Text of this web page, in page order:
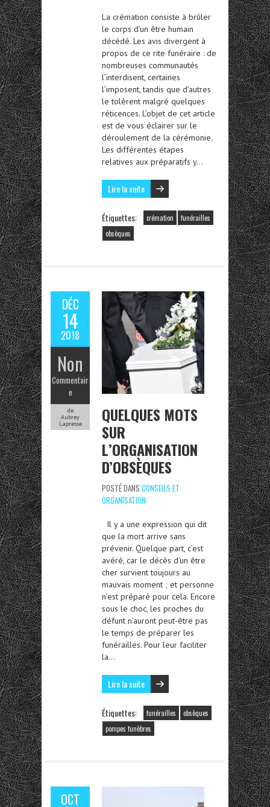
La crémation consiste à brûler
le corps d’un être humain
décédé. Les avis divergent à
propos de ce rite funéraire : de
nombreuses communautés
l’interdisent, certaines
l’imposent, tandis que d’autres
le tolèrent malgré quelques
réticences. L’objet de cet article
est de vous éclairer sur le
déroulement de la cérémonie.
Les différentes étapes
relatives aux préparatifs y…
Lire la suite
Étiquettes: crémation
funérailles
obsèques
DÉC
14
2018
Non
Commentair
e
de
Aubrey
Lapresse
QUELQUES MOTS
SUR
L’ORGANISATION
D’OBSÈQUES
POSTÉ DANS CONSEILS ET
ORGANISATION
Il y a une expression qui dit
que la mort arrive sans
prévenir. Quelque part, c’est
avéré, car le décès d’un être
cher survient toujours au
mauvais moment ; et personne
n’est préparé pour cela. Encore
sous le choc, les proches du
défunt n’auront peut-être pas
le temps de préparer les
funérailles. Pour leur faciliter
la…
Lire la suite
Étiquettes: funérailles
obsèques
pompes funèbres
OCT